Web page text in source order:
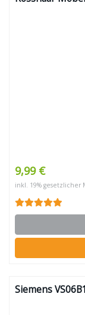
9,99 €
inkl. 19% gesetzlicher
Siemens